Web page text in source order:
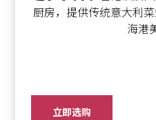
厨房，提供传统意大利
海港
立即选购